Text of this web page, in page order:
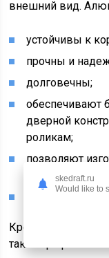
внешний вид.
устойчивы к
прочны и
долговечны;
обеспечивают
дверной
роликам;
позволяют
материалов,
устойчивы к
Кроме того, к
таких профилей
skedraft.ru
Would like to